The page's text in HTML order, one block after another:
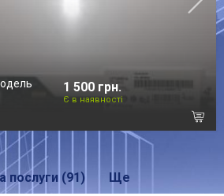
1 500 грн.
Є в наявності
послуги (91) Ще